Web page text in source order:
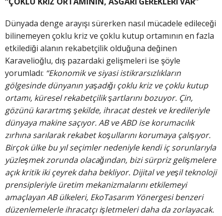
Dünyada denge arayışı sürerken nasıl mücadele edileceği
bilinemeyen çoklu kriz ve çoklu kutup ortamının en fazla
etkilediği alanın rekabetçilik olduğuna değinen
Karavelioğlu, dış pazardaki gelişmeleri ise şöyle
yorumladı: “Ekonomik ve siyasi istikrarsızlıkların
gölgesinde dünyanın yaşadığı çoklu kriz ve çoklu kutup
ortamı, küresel rekabetçilik şartlarını bozuyor. Çin,
gözünü karartmış şekilde, ihracat destek ve kredileriyle
dünyaya makine saçıyor. AB ve ABD ise korumacılık
zırhına sarılarak rekabet koşullarını korumaya çalışıyor.
Birçok ülke bu yıl seçimler nedeniyle kendi iç sorunlarıyla
yüzleşmek zorunda olacağından, bizi sürpriz gelişmelere
açık kritik iki çeyrek daha bekliyor. Dijital ve yeşil teknoloji
prensipleriyle üretim mekanizmalarını etkilemeyi
amaçlayan AB ülkeleri, EkoTasarım Yönergesi benzeri
düzenlemelerle ihracatçı işletmeleri daha da zorlayacak.